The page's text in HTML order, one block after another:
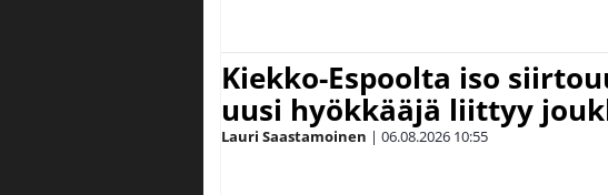
Kiekko-Espoolta iso
uusi hyökkääjä liittyy
Lauri Saastamoinen | 06.08.2026 10:55